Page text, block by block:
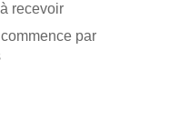
recevoir
par